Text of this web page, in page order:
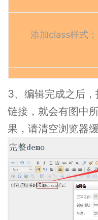
添加class样式：
3、编辑完成之后
链接，就会有图中
果，请清空浏览器